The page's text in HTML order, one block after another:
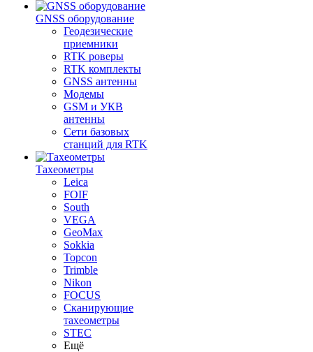
GNSS оборудование
Геодезические
приемники
RTK роверы
RTK комплекты
GNSS антенны
Модемы
GSM и УКВ
антенны
Сети базовых
станций для RTK
Тахеометры
Leica
FOIF
South
VEGA
GeoMax
Sokkia
Topcon
Trimble
Nikon
FOCUS
Сканирующие
тахеометры
STEC
Ещё